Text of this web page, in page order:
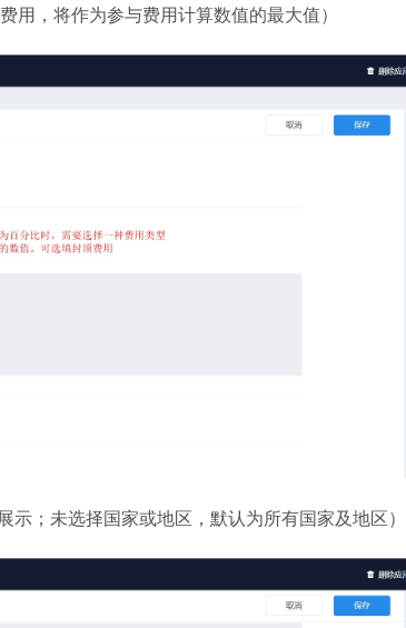
，将作为参与费用计算数值的最大值）
；未选择国家或地区，默认为所有国家及地区）